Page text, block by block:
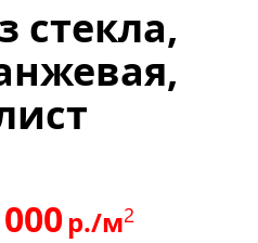
стекла,
р./м2